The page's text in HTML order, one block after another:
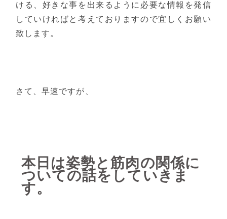
ける、好きな事を出来るように必要な情報を発信
していければと考えておりますので宜しくお願い
致します。
さて、早速ですが、
本日は姿勢と筋肉の関係に
ついての話をしていきま
す。